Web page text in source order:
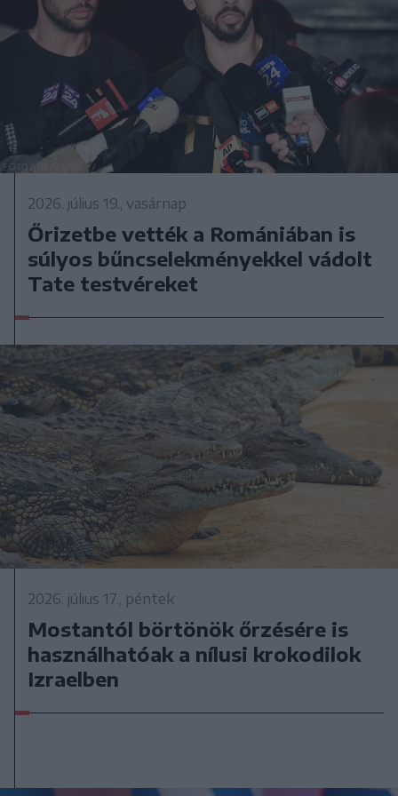
2026. július 19., vasárnap
Őrizetbe vették a Romániában is
súlyos bűncselekményekkel vádolt
Tate testvéreket
2026. július 17., péntek
Mostantól börtönök őrzésére is
használhatóak a nílusi krokodilok
Izraelben